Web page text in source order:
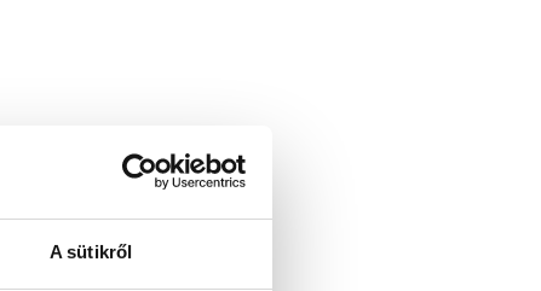
A sütikről